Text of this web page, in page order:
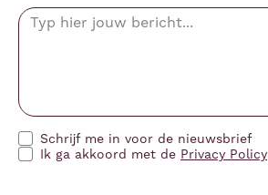
Schrijf me in voor de nieuwsbrief
Ik ga akkoord met de Privacy Policy